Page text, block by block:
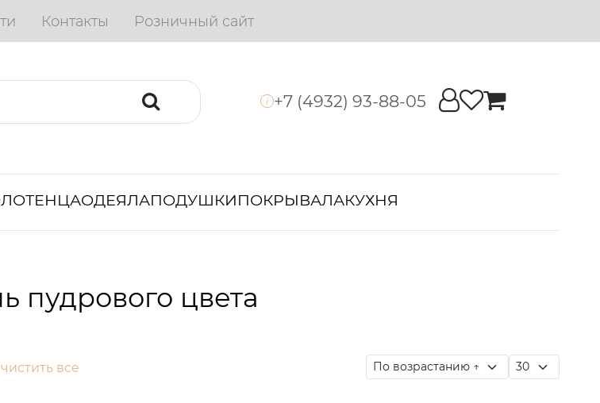
Контакты Розничный сайт
i +7 (4932) 93-88-05
ОДЕЯЛАПОДУШКИПОКРЫВАЛАКУХНЯ
пудрового цвета
все